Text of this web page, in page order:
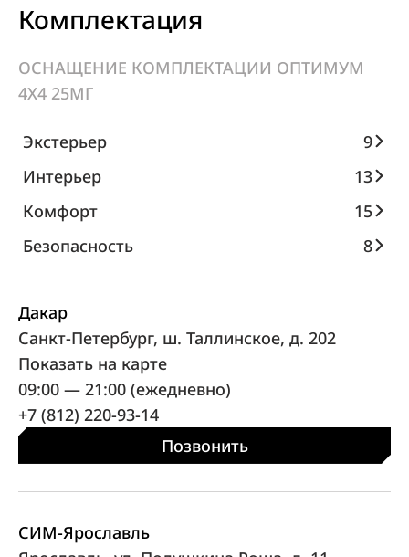
Комплектация
ОСНАЩЕНИЕ КОМПЛЕКТАЦИИ ОПТИМУМ
4X4 25МГ
Экстерьер
9
Интерьер
13
Комфорт
15
Безопасность
8
Дакар
Санкт-Петербург, ш. Таллинское, д. 202
Показать на карте
09:00 — 21:00 (ежедневно)
+7 (812) 220-93-14
Позвонить
СИМ-Ярославль